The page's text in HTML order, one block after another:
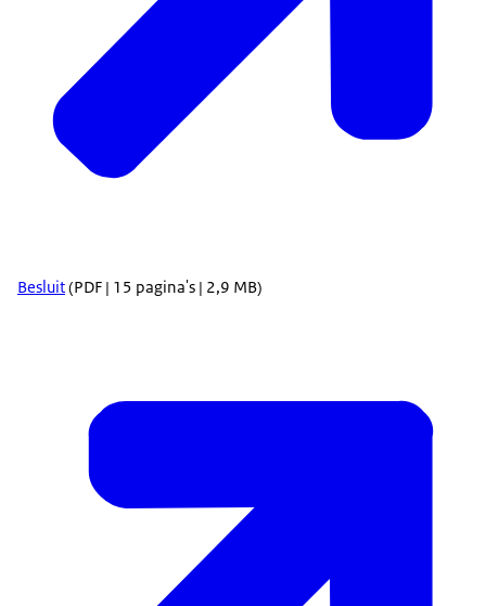
Besluit(PDF | 15 pagina's | 2,9 MB)